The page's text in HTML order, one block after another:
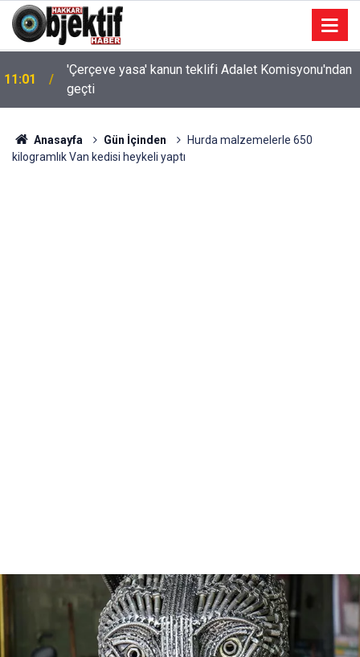
11:01
'Çerçeve yasa' kanun teklifi Adalet Komisyonu'ndan
geçti
Anasayfa Gün İçinden
Hurda malzemelerle 650
kilogramlık Van kedisi heykeli yaptı